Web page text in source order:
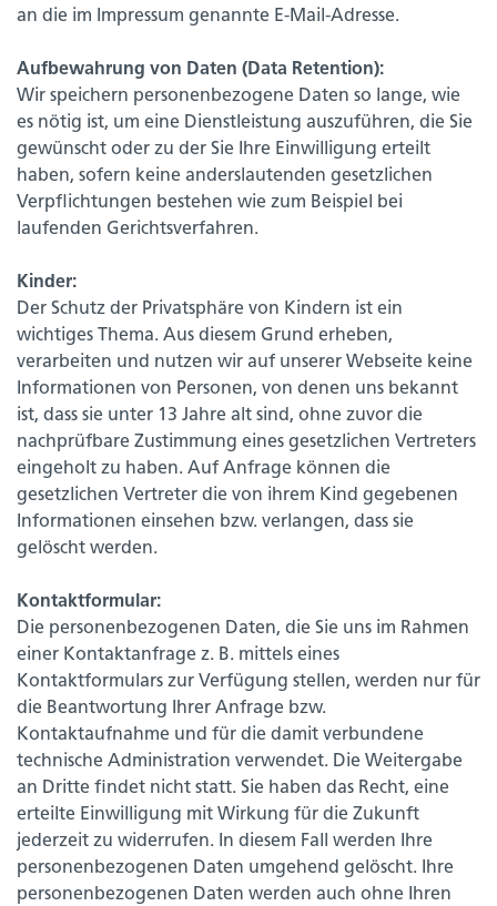
an die im Impressum genannte E-Mail-Adresse.
Aufbewahrung von Daten (Data Retention):
Wir speichern personenbezogene Daten so lange, wie
es nötig ist, um eine Dienstleistung auszuführen, die Sie
gewünscht oder zu der Sie Ihre Einwilligung erteilt
haben, sofern keine anderslautenden gesetzlichen
Verpflichtungen bestehen wie zum Beispiel bei
laufenden Gerichtsverfahren.
Kinder:
Der Schutz der Privatsphäre von Kindern ist ein
wichtiges Thema. Aus diesem Grund erheben,
verarbeiten und nutzen wir auf unserer Webseite keine
Informationen von Personen, von denen uns bekannt
ist, dass sie unter 13 Jahre alt sind, ohne zuvor die
nachprüfbare Zustimmung eines gesetzlichen Vertreters
eingeholt zu haben. Auf Anfrage können die
gesetzlichen Vertreter die von ihrem Kind gegebenen
Informationen einsehen bzw. verlangen, dass sie
gelöscht werden.
Kontaktformular:
Die personenbezogenen Daten, die Sie uns im Rahmen
einer Kontaktanfrage z. B. mittels eines
Kontaktformulars zur Verfügung stellen, werden nur für
die Beantwortung Ihrer Anfrage bzw.
Kontaktaufnahme und für die damit verbundene
technische Administration verwendet. Die Weitergabe
an Dritte findet nicht statt. Sie haben das Recht, eine
erteilte Einwilligung mit Wirkung für die Zukunft
jederzeit zu widerrufen. In diesem Fall werden Ihre
personenbezogenen Daten umgehend gelöscht. Ihre
personenbezogenen Daten werden auch ohne Ihren